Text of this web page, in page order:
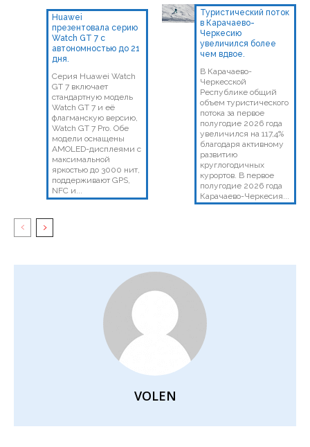
Huawei
презентовала серию
Watch GT 7 с
автономностью до 21
дня.
Серия Huawei Watch
GT 7 включает
стандартную модель
Watch GT 7 и её
флагманскую версию,
Watch GT 7 Pro. Обе
модели оснащены
AMOLED-дисплеями с
максимальной
яркостью до 3000 нит,
поддерживают GPS,
NFC и...
Туристический поток
в Карачаево-
Черкесию
увеличился более
чем вдвое.
В Карачаево-
Черкесской
Республике общий
объем туристического
потока за первое
полугодие 2026 года
увеличился на 117,4%
благодаря активному
развитию
круглогодичных
курортов. В первое
полугодие 2026 года
Карачаево-Черкесия...
VOLEN